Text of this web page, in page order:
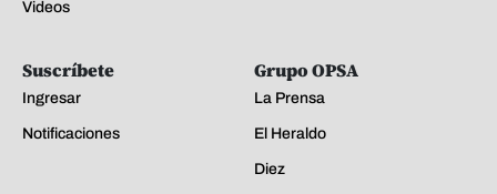
Videos
Suscríbete
Ingresar
Notificaciones
Grupo OPSA
La Prensa
El Heraldo
Diez